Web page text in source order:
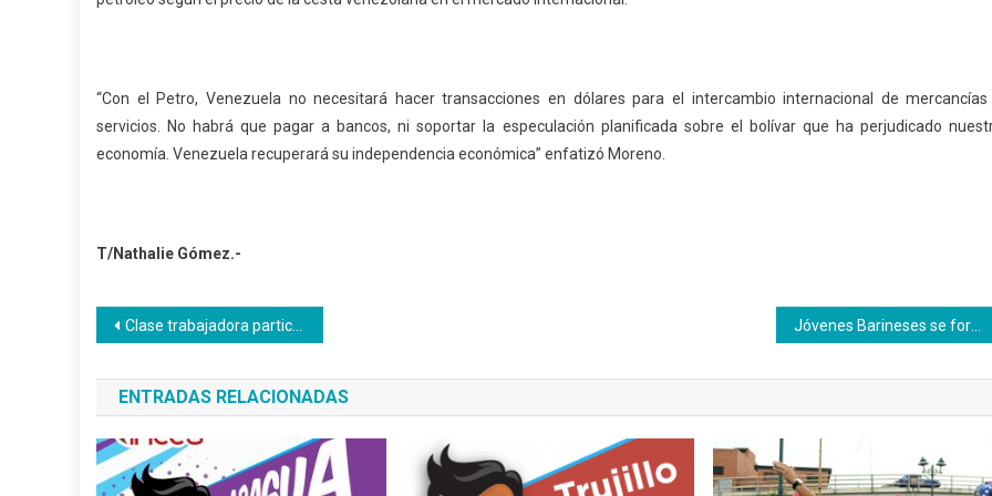
“Con el Petro, Venezuela no necesitará hacer transacciones en dólares para el intercambio internacional de
servicios. No habrá que pagar a bancos, ni soportar la especulación planificada sobre el bolívar que ha perjudicado
economía. Venezuela recuperará su independencia económica” enfatizó Moreno.
T/Nathalie Gómez.-
Navegación
de
entradas
Clase trabajadora participará en movilización al CNE Jóvenes Barineses se forman en el oficio de Electricidad Básica
ENTRADAS RELACIONADAS